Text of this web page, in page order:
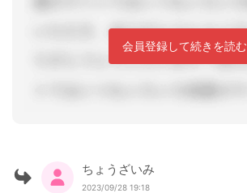
会員登録して続きを読む
ちょうざいみ
2023/09/28 19:18